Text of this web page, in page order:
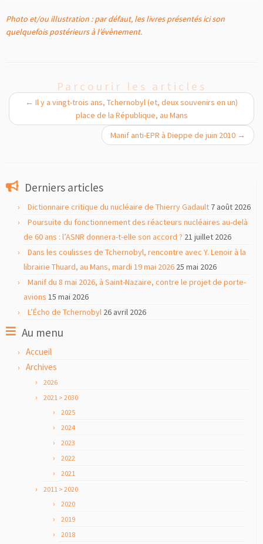
Photo et/ou illustration : par défaut, les livres présentés ici son
quelquefois postérieurs à l’évènement.
Parcourir les articles
← Il y a vingt-trois ans, Tchernobyl (et, deux souvenirs en un)
place de la République, au Mans
Manif anti-EPR à Dieppe de juin 2010 →
Derniers articles
Dictionnaire critique du nucléaire de Thierry Gadault 7 août 2026
Poursuite du fonctionnement des réacteurs nucléaires au-delà
de 60 ans : l’ASNR donnera-t-elle son accord ? 21 juillet 2026
Dans les coulisses de Tchernobyl, rencontre avec Y. Lenoir à la
librairie Thuard, au Mans, mardi 19 mai 2026 25 mai 2026
Manif du 8 mai 2026, à Saint-Nazaire, contre le projet de porte-
avions 15 mai 2026
L’Écho de Tchernobyl 26 avril 2026
Au menu
Accueil
Archives
2026
2021 > 2030
2025
2024
2023
2022
2021
2011 > 2020
2020
2019
2018